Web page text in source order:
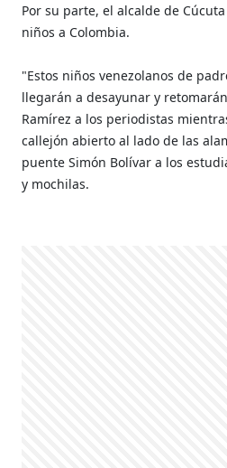
Por su parte, el alcalde de
niños a Colombia.
"Estos niños venezolanos de
llegarán a desayunar y
Ramírez a los periodistas
callejón abierto al lado de las
puente Simón Bolívar a los
y mochilas.